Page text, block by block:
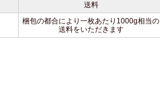
送料
梱包の都合により一枚あたり1000g相当の
送料をいただきます